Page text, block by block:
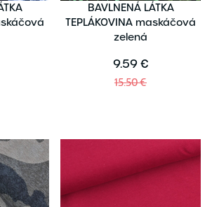
BAVLNENÁ LÁTKA
TEPLÁKOVINA maskáčová
zelená
9.59 €
15.50 €